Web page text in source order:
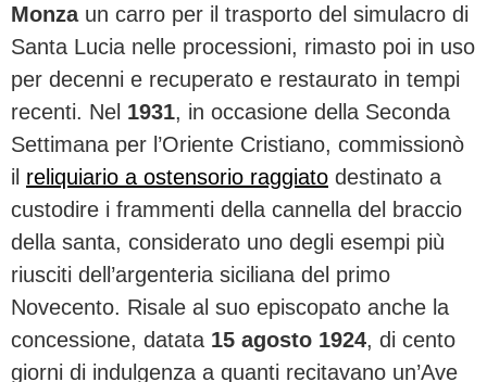
Monzaun carro per il trasporto del simulacro di
Santa Lucia nelle processioni, rimasto poi in uso
per decenni e recuperato e restaurato in tempi
recenti. Nel 1931, in occasione della Seconda
Settimana per l’Oriente Cristiano, commissionò
il reliquiario a ostensorio raggiato destinato a
custodire i frammenti della cannella del braccio
della santa, considerato uno degli esempi più
riusciti dell’argenteria siciliana del primo
Novecento. Risale al suo episcopato anche la
concessione, datata 15 agosto 1924, di cento
giorni di indulgenza a quanti recitavano un’Ave